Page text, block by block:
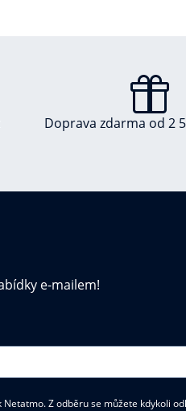
Doprava zdarma od 2
e-mailem!
Z odběru se můžete kdykoli